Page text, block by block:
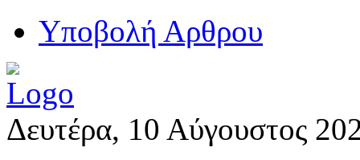
Yποβολή Αρθρου
Δευτέρα, 10 Αύγουστος